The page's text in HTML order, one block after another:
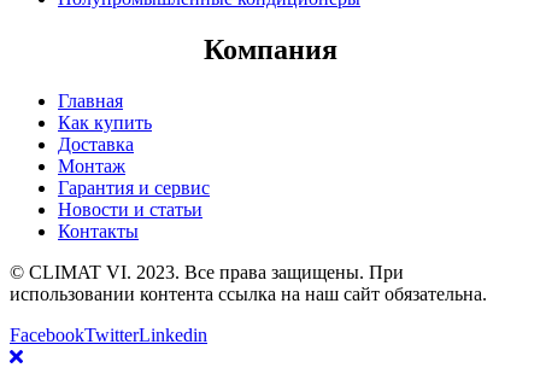
Компания
Главная
Как купить
Доставка
Монтаж
Гарантия и сервис
Новости и статьи
Контакты
© CLIMAT VI. 2023. Все права защищены. При
использовании контента ссылка на наш сайт обязательна.
FacebookTwitterLinkedin